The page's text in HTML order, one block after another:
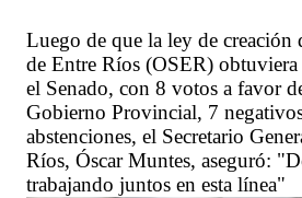
Luego de que la ley de creación
de Entre Ríos (OSER) obtuviera
el Senado, con 8 votos a favor
Gobierno Provincial, 7
abstenciones, el Secretario
Ríos, Óscar Muntes, aseguró:
trabajando juntos en esta línea"